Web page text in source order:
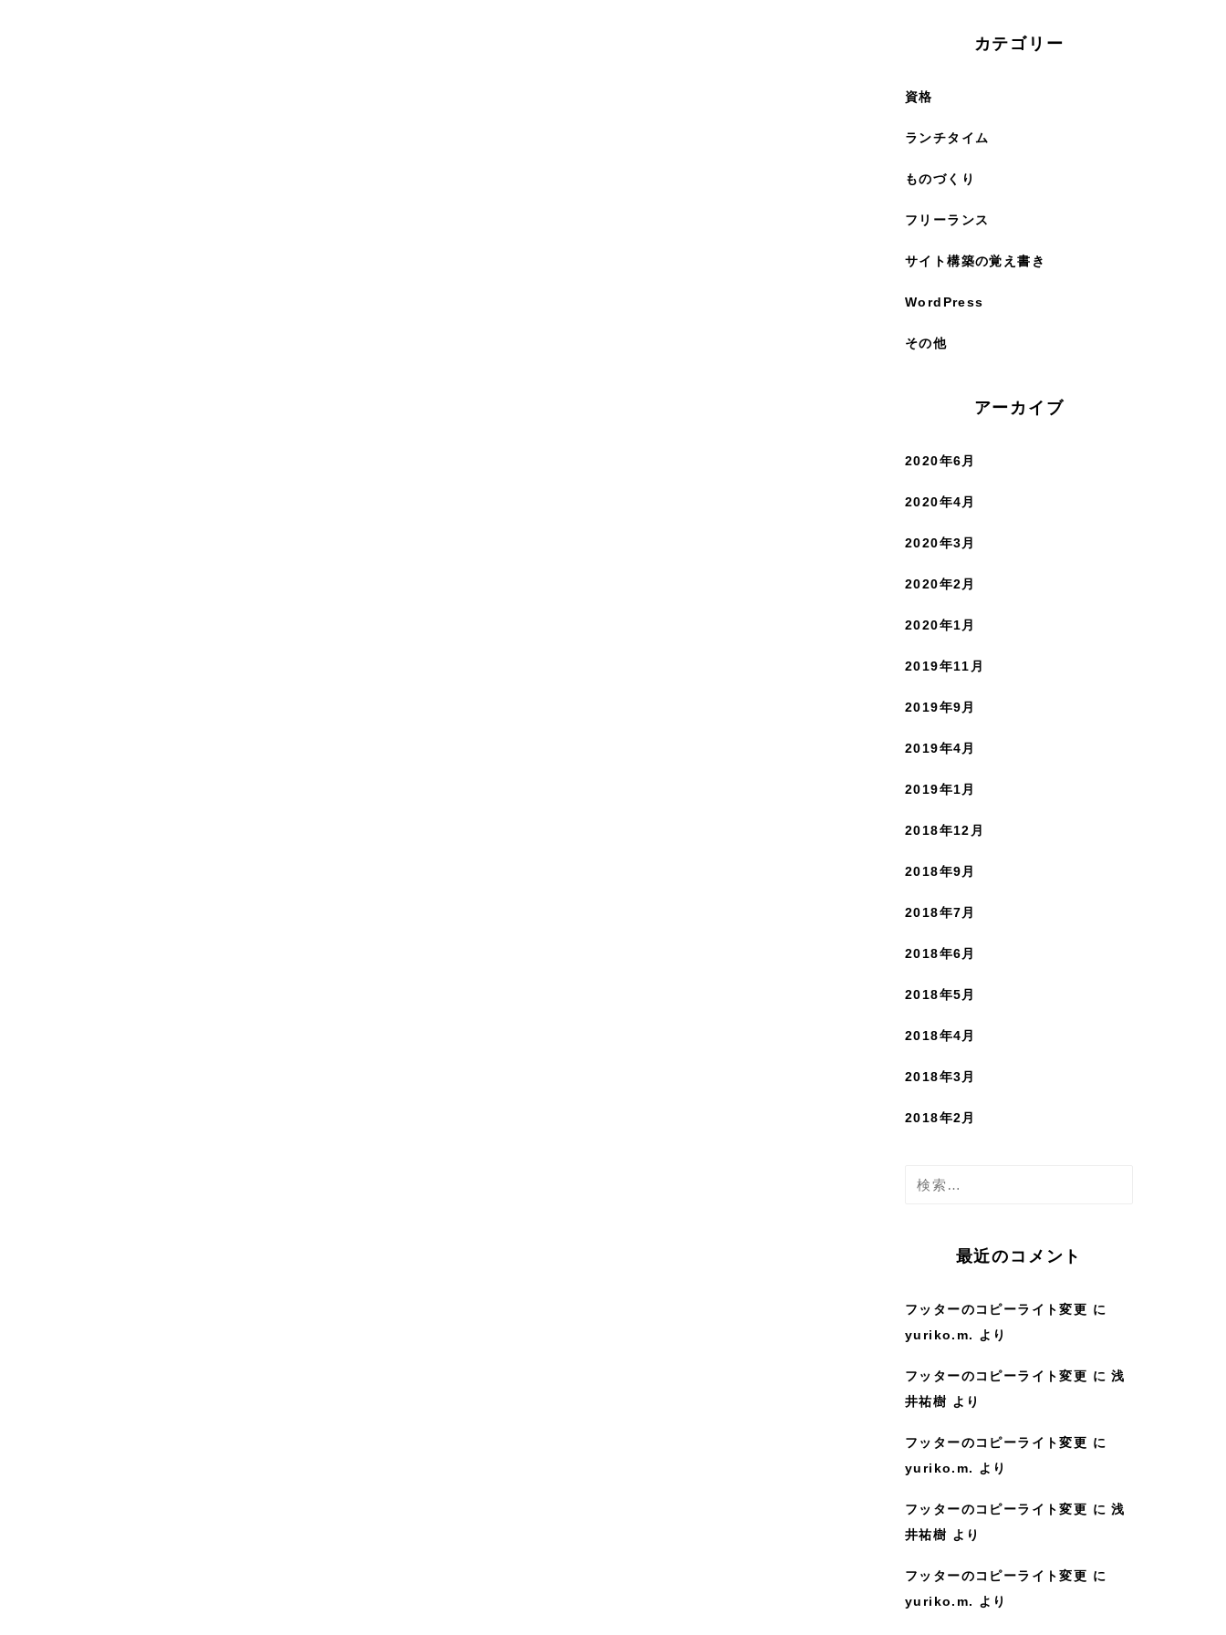
カテゴリー
資格
ランチタイム
ものづくり
フリーランス
サイト構築の覚え書き
WordPress
その他
アーカイブ
2020年6月
2020年4月
2020年3月
2020年2月
2020年1月
2019年11月
2019年9月
2019年4月
2019年1月
2018年12月
2018年9月
2018年7月
2018年6月
2018年5月
2018年4月
2018年3月
2018年2月
検
最近のコメント
フッターのコピーライト変更 に
yuriko.m.
より
フッターのコピーライト変更 に浅
井祐樹 より
フッターのコピーライト変更 に
yuriko.m.
より
フッターのコピーライト変更 に浅
井祐樹 より
フッターのコピーライト変更 に
yuriko.m.
より